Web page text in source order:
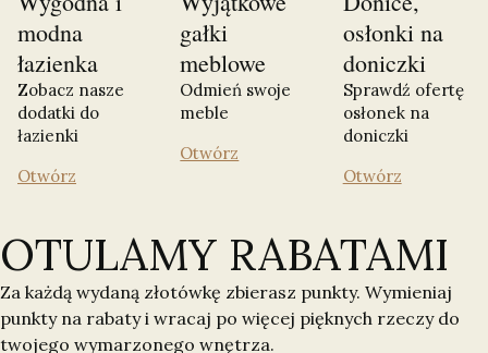
modna
łazienka
Zobacz nasze
dodatki do
łazienki
Otwórz
gałki
meblowe
Odmień swoje
meble
Otwórz
osłonki na
doniczki
Sprawdź ofertę
osłonek na
doniczki
Otwórz
OTULAMY RABATAMI
Za każdą wydaną złotówkę zbierasz punkty. Wymieniaj
punkty na rabaty i wracaj po więcej pięknych rzeczy do
twojego wymarzonego wnętrza.